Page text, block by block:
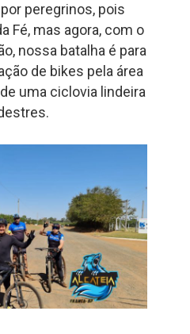
peregrinos, pois
Fé, mas agora, com o
nossa batalha é para
de bikes pela área
uma ciclovia lindeira